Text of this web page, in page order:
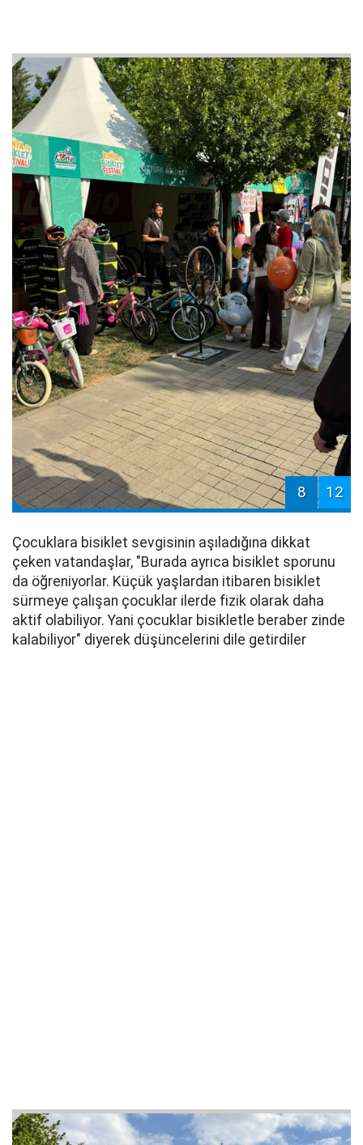
8 12
Çocuklara bisiklet sevgisinin aşıladığına dikkat
çeken vatandaşlar, "Burada ayrıca bisiklet sporunu
da öğreniyorlar. Küçük yaşlardan itibaren bisiklet
sürmeye çalışan çocuklar ilerde fizik olarak daha
aktif olabiliyor. Yani çocuklar bisikletle beraber zinde
kalabiliyor" diyerek düşüncelerini dile getirdiler